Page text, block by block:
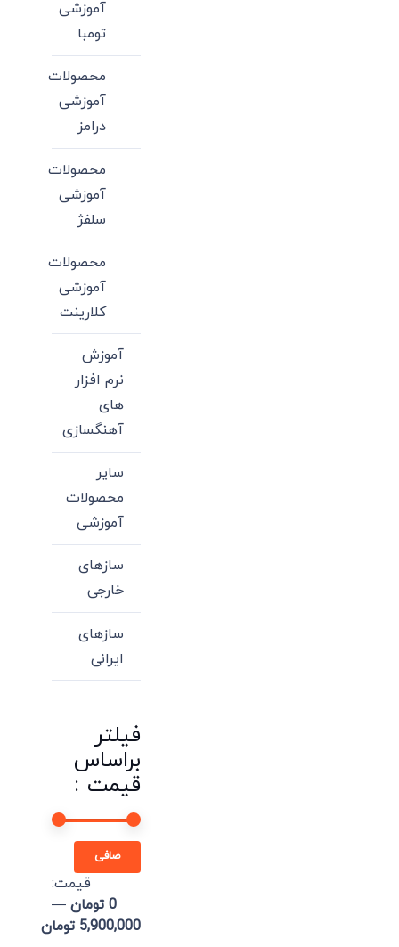
آموزشی
تومبا
محصولات
آموزشی
درامز
محصولات
آموزشی
سلفژ
محصولات
آموزشی
کلارینت
آموزش
نرم افزار
های
آهنگسازی
سایر
محصولات
آموزشی
سازهای
خارجی
سازهای
ایرانی
فیلتر
براساس
قیمت :
صافی
قيمت:
0 تومان
—
5,900,000 تومان